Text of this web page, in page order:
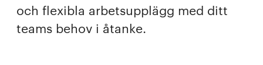
och flexibla arbetsupplägg med ditt
teams behov i åtanke.